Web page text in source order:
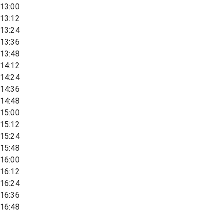
13:00
13:12
13:24
13:36
13:48
14:12
14:24
14:36
14:48
15:00
15:12
15:24
15:48
16:00
16:12
16:24
16:36
16:48